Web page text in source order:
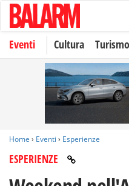
Eventi Cultura Turismo
Home › Eventi › Esperienze
ESPERIENZE